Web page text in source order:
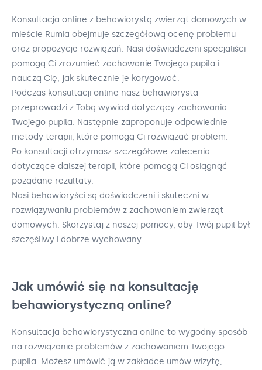
Konsultacja online z behawiorystą zwierząt domowych w
mieście Rumia obejmuje szczegółową ocenę problemu
oraz propozycje rozwiązań. Nasi doświadczeni specjaliści
pomogą Ci zrozumieć zachowanie Twojego pupila i
nauczą Cię, jak skutecznie je korygować.
Podczas konsultacji online nasz behawiorysta
przeprowadzi z Tobą wywiad dotyczący zachowania
Twojego pupila. Następnie zaproponuje odpowiednie
metody terapii, które pomogą Ci rozwiązać problem.
Po konsultacji otrzymasz szczegółowe zalecenia
dotyczące dalszej terapii, które pomogą Ci osiągnąć
pożądane rezultaty.
Nasi behawioryści są doświadczeni i skuteczni w
rozwiązywaniu problemów z zachowaniem zwierząt
domowych. Skorzystaj z naszej pomocy, aby Twój pupil był
szczęśliwy i dobrze wychowany.
Jak umówić się na konsultację
behawiorystyczną online?
Konsultacja behawiorystyczna online to wygodny sposób
na rozwiązanie problemów z zachowaniem Twojego
pupila. Możesz umówić ją w zakładce umów wizytę,